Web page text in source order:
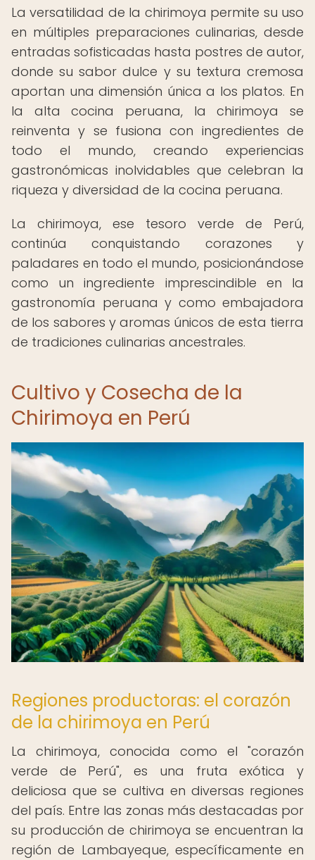
La versatilidad de la chirimoya permite su uso
en múltiples preparaciones culinarias, desde
entradas sofisticadas hasta postres de autor,
donde su sabor dulce y su textura cremosa
aportan una dimensión única a los platos. En
la alta cocina peruana, la chirimoya se
reinventa y se fusiona con ingredientes de
todo el mundo, creando experiencias
gastronómicas inolvidables que celebran la
riqueza y diversidad de la cocina peruana.
La chirimoya, ese tesoro verde de Perú,
continúa conquistando corazones y
paladares en todo el mundo, posicionándose
como un ingrediente imprescindible en la
gastronomía peruana y como embajadora
de los sabores y aromas únicos de esta tierra
de tradiciones culinarias ancestrales.
Cultivo y Cosecha de la
Chirimoya en Perú
Regiones productoras: el corazón
de la chirimoya en Perú
La chirimoya, conocida como el "corazón
verde de Perú", es una fruta exótica y
deliciosa que se cultiva en diversas regiones
del país. Entre las zonas más destacadas por
su producción de chirimoya se encuentran la
región de Lambayeque, específicamente en